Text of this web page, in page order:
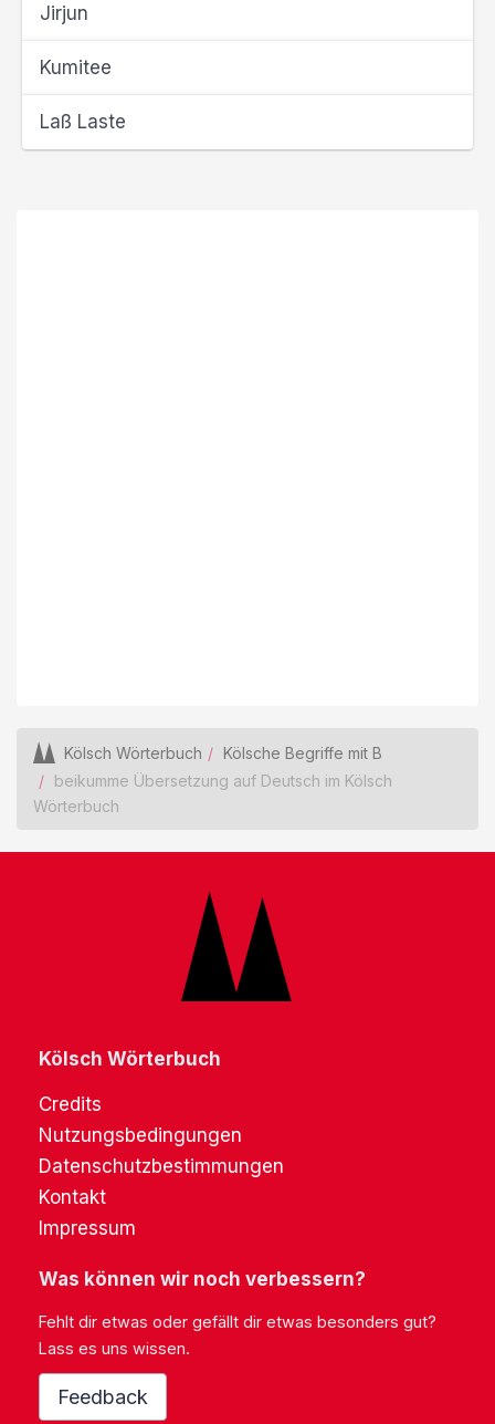
Jirjun
Kumitee
Laß Laste
Kölsch Wörterbuch
Kölsche Begriffe mit B
beikumme Übersetzung auf Deutsch im Kölsch
Wörterbuch
Kölsch Wörterbuch
Credits
Nutzungsbedingungen
Datenschutzbestimmungen
Kontakt
Impressum
Was können wir noch verbessern?
Fehlt dir etwas oder gefällt dir etwas besonders gut?
Lass es uns wissen.
Feedback